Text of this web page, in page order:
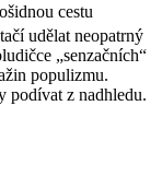
cestu
udělat neopatrný
„senzačních“
populizmu.
podívat z nadhledu.